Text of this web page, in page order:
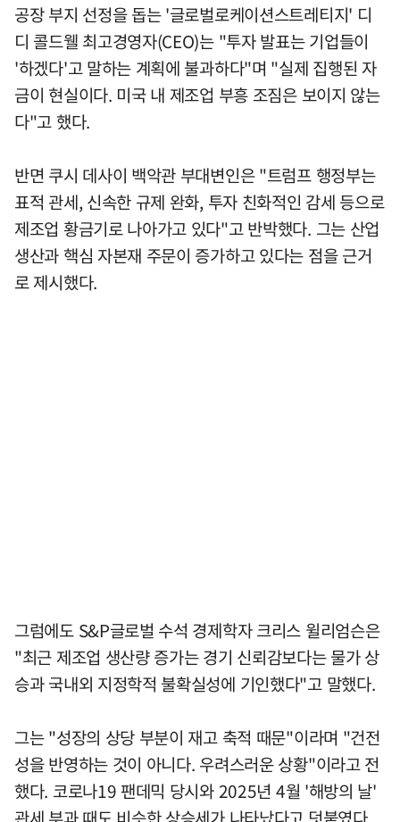
공장 부지 선정을 돕는 '글로벌로케이션스트레티지' 디
디 콜드웰 최고경영자(CEO)는 "투자 발표는 기업들이
'하겠다'고 말하는 계획에 불과하다"며 "실제 집행된 자
금이 현실이다. 미국 내 제조업 부흥 조짐은 보이지 않는
다"고 했다.
반면 쿠시 데사이 백악관 부대변인은 "트럼프 행정부는
표적 관세, 신속한 규제 완화, 투자 친화적인 감세 등으로
제조업 황금기로 나아가고 있다"고 반박했다. 그는 산업
생산과 핵심 자본재 주문이 증가하고 있다는 점을 근거
로 제시했다.
그럼에도 S&P글로벌 수석 경제학자 크리스 윌리엄슨은
"최근 제조업 생산량 증가는 경기 신뢰감보다는 물가 상
승과 국내외 지정학적 불확실성에 기인했다"고 말했다.
그는 "성장의 상당 부분이 재고 축적 때문"이라며 "건전
성을 반영하는 것이 아니다. 우려스러운 상황"이라고 전
했다. 코로나19 팬데믹 당시와 2025년 4월 '해방의 날'